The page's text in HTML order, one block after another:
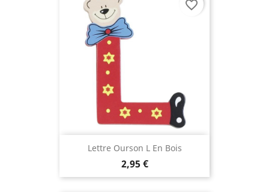
Lettre Ourson L En Bois
2,95 €
favorite_border